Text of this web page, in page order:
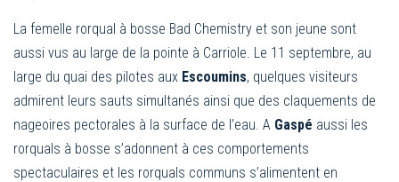
La femelle rorqual à bosse Bad Chemistry et son jeune sont
aussi vus au large de la pointe à Carriole. Le 11 septembre, au
large du quai des pilotes aux Escoumins, quelques visiteurs
admirent leurs sauts simultanés ainsi que des claquements de
nageoires pectorales à la surface de l’eau. A Gaspé aussi les
rorquals à bosse s’adonnent à ces comportements
spectaculaires et les rorquals communs s’alimentent en